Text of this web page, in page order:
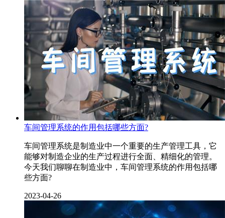
车间管理系统的作用包括哪些方面?
车间管理系统是制造业中一个重要的生产管理工具，它
能够对制造企业的生产过程进行全面、精细化的管理。
今天我们聊聊在制造业中，车间管理系统的作用包括哪
些方面?
2023-04-26